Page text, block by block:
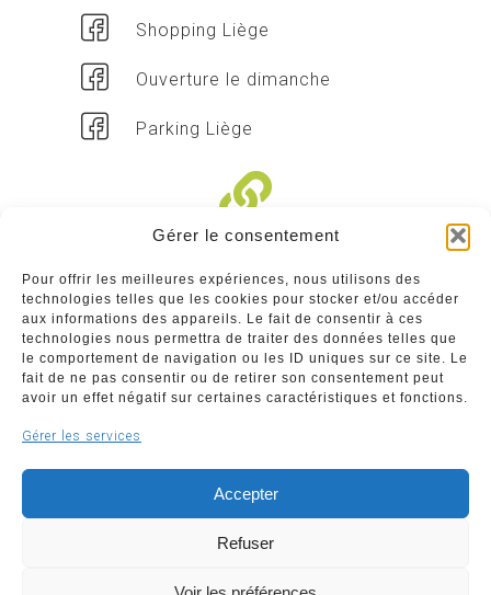
Gérer le consentement
Pour offrir les meilleures expériences, nous utilisons des
technologies telles que les cookies pour stocker et/ou accéder
aux informations des appareils. Le fait de consentir à ces
technologies nous permettra de traiter des données telles que
le comportement de navigation ou les ID uniques sur ce site. Le
fait de ne pas consentir ou de retirer son consentement peut
avoir un effet négatif sur certaines caractéristiques et fonctions.
Gérer les services
Accepter
Refuser
Shopping Liège
Ouverture le dimanche
Parking Liège
Commerçants
Annuaire des commerçants : insérez gratuitement
votre activité dans notre annuaire sur notre site ci-
dessous